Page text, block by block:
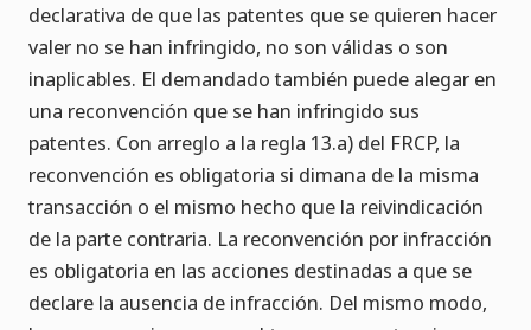
declarativa de que las patentes que se quieren hacer
valer no se han infringido, no son válidas o son
inaplicables. El demandado también puede alegar en
una reconvención que se han infringido sus
patentes. Con arreglo a la regla 13.a) del FRCP, la
reconvención es obligatoria si dimana de la misma
transacción o el mismo hecho que la reivindicación
de la parte contraria. La reconvención por infracción
es obligatoria en las acciones destinadas a que se
declare la ausencia de infracción. Del mismo modo,